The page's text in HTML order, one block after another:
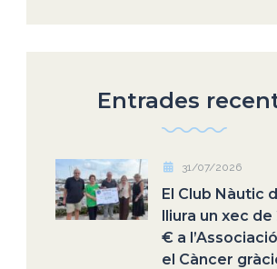
Entrades
31/07/2026
El Club Nàutic
lliura un xec de
€ a
el Càncer